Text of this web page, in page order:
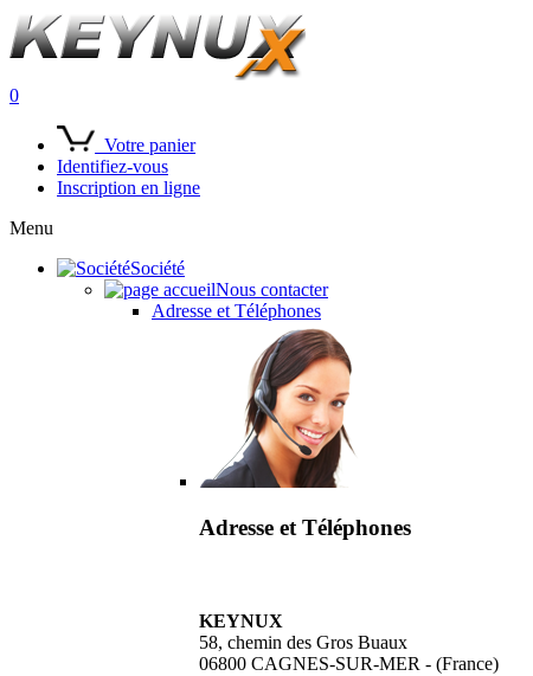
0
Votre panier
Identifiez-vous
Inscription en ligne
Menu
Société
Nous contacter
Adresse et Téléphones
Adresse et Téléphones
KEYNUX
58, chemin des Gros Buaux
06800 CAGNES-SUR-MER - (France)